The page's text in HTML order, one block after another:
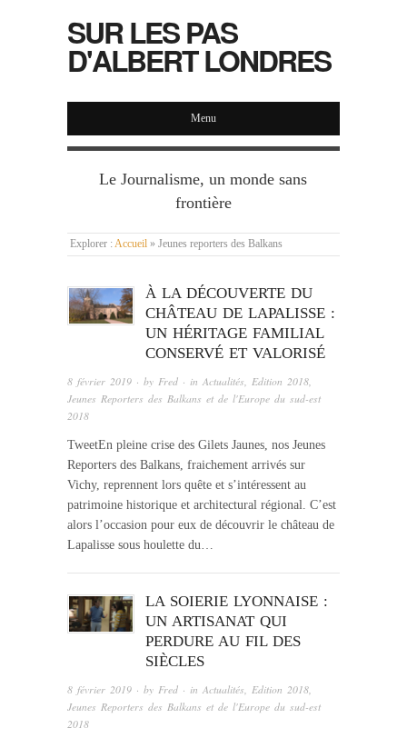
SUR LES PAS
D'ALBERT LONDRES
Menu
Le Journalisme, un monde sans
frontière
Explorer : Accueil » Jeunes reporters des Balkans
À LA DÉCOUVERTE DU
CHÂTEAU DE LAPALISSE :
UN HÉRITAGE FAMILIAL
CONSERVÉ ET VALORISÉ
8 février 2019 · by Fred · in Actualités, Edition 2018,
Jeunes Reporters des Balkans et de l'Europe du sud-est
2018
TweetEn pleine crise des Gilets Jaunes, nos Jeunes
Reporters des Balkans, fraichement arrivés sur
Vichy, reprennent lors quête et s’intéressent au
patrimoine historique et architectural régional. C’est
alors l’occasion pour eux de découvrir le château de
Lapalisse sous houlette du…
LA SOIERIE LYONNAISE :
UN ARTISANAT QUI
PERDURE AU FIL DES
SIÈCLES
8 février 2019 · by Fred · in Actualités Edition 2018
Jeunes Reporters des Balkans et de l'Europe du sud-est
2018